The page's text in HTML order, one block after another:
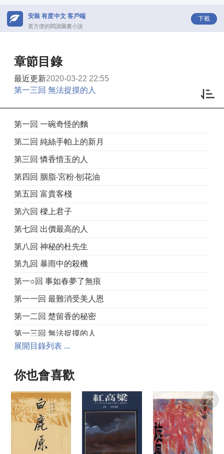
安裝 有度中文 客戶端
更方便的閱讀圖書小說
下載
章節目錄
最近更新2020-03-22 22:55
第一三回 無法捉摸的人
第一回 一碗奇怪的麵
第二回 純絲手帕上的新月
第三回 憐香惜玉的人
第四回 胭脂‧宮粉‧刨花油
第五回 富貴客棧
第六回 樑上君子
第七回 出價最高的人
第八回 神秘的杜先生
第九回 暴雨中的殺機
第一○回 事如春夢了無痕
第一一回 最難消受美人恩
第一二回 楚留香的秘密
第一三回 無法捉摸的人
展開目錄列表 ...
你也會喜歡